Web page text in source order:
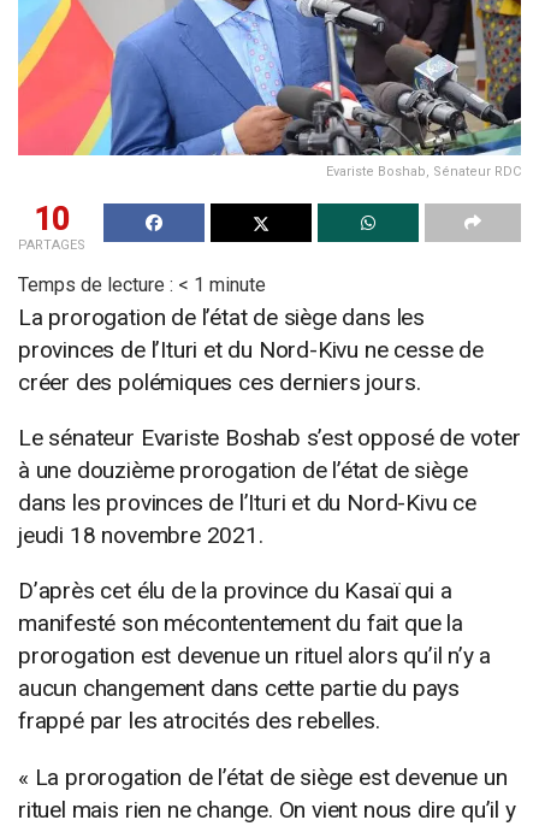
Evariste Boshab, Sénateur RDC
10
PARTAGES
Temps de lecture : < 1 minute
La prorogation de l’état de siège dans les
provinces de l’Ituri et du Nord-Kivu ne cesse de
créer des polémiques ces derniers jours.
Le sénateur Evariste Boshab s’est opposé de voter
à une douzième prorogation de l’état de siège
dans les provinces de l’Ituri et du Nord-Kivu ce
jeudi 18 novembre 2021.
D’après cet élu de la province du Kasaï qui a
manifesté son mécontentement du fait que la
prorogation est devenue un rituel alors qu’il n’y a
aucun changement dans cette partie du pays
frappé par les atrocités des rebelles.
« La prorogation de l’état de siège est devenue un
rituel mais rien ne change. On vient nous dire qu’il y